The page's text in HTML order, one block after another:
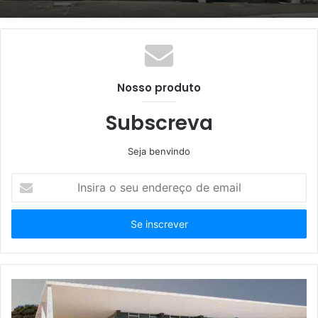
Nosso produto
Subscreva
Seja benvindo
seu
de
email